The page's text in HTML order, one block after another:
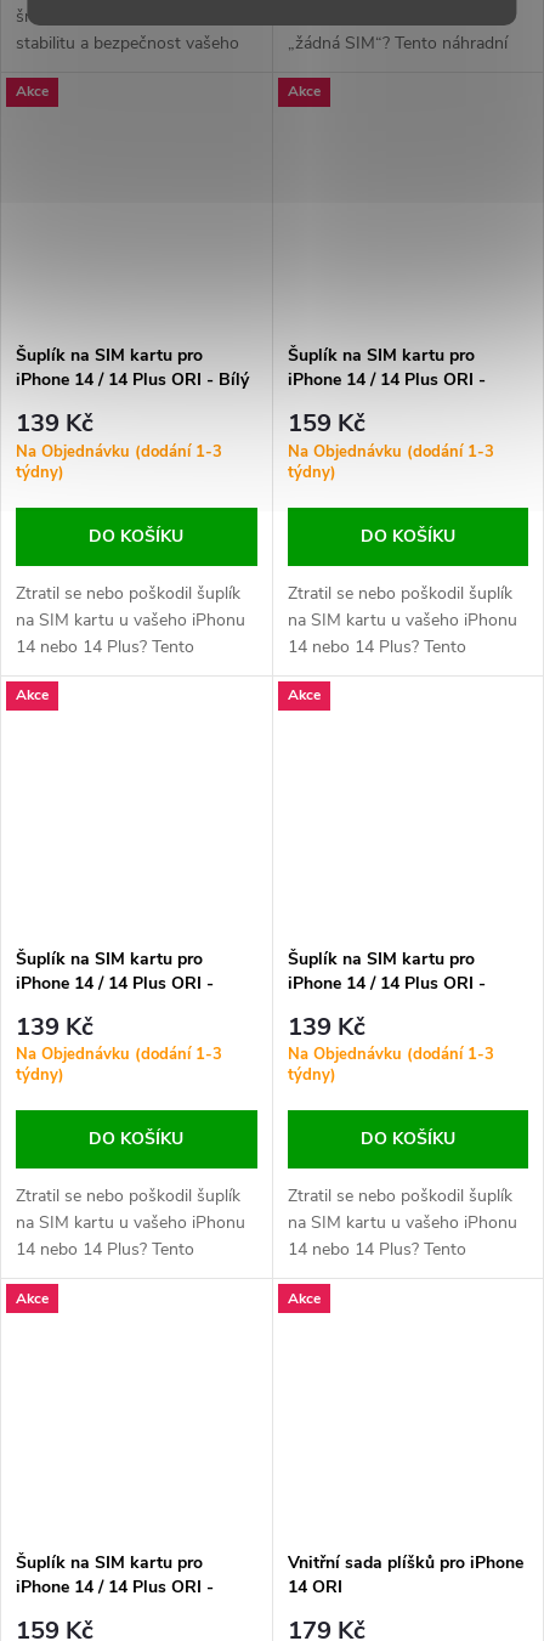
šroubky mohou ovlivnit
stabilitu a bezpečnost vašeho
obsahuje veškeré vnitřní i vnější
„žádná SIM“? Tento náhradní
obnovuje správnou funkci slotu
Akce
Šuplík na SIM kartu pro
iPhone 14 / 14 Plus ORI - Bílý
139 Kč
Na Objednávku (dodání 1-3
týdny)
DO KOŠÍKU
Ztratil se nebo poškodil šuplík
na SIM kartu u vašeho iPhonu
14 nebo 14 Plus? Tento
náhradní díl zajistí bezpečné
uchycení SIM karty v zařízení a
Akce
Šuplík na SIM kartu pro
iPhone 14 / 14 Plus ORI -
159 Kč
Na Objednávku (dodání 1-3
týdny)
DO KOŠÍKU
Ztratil se nebo poškodil šuplík
na SIM kartu u vašeho iPhonu
14 nebo 14 Plus? Tento
náhradní díl zajistí bezpečné
uchycení SIM karty v zařízení a
Akce
Šuplík na SIM kartu pro
iPhone 14 / 14 Plus ORI -
139 Kč
Na Objednávku (dodání 1-3
týdny)
DO KOŠÍKU
Ztratil se nebo poškodil šuplík
na SIM kartu u vašeho iPhonu
14 nebo 14 Plus? Tento
náhradní díl zajistí bezpečné
uchycení SIM karty v zařízení a
Akce
Šuplík na SIM kartu pro
iPhone 14 / 14 Plus ORI -
139 Kč
Na Objednávku (dodání 1-3
týdny)
DO KOŠÍKU
Ztratil se nebo poškodil šuplík
na SIM kartu u vašeho iPhonu
14 nebo 14 Plus? Tento
náhradní díl zajistí bezpečné
uchycení SIM karty v zařízení a
Akce
Šuplík na SIM kartu pro
iPhone 14 / 14 Plus ORI -
159 Kč
Akce
Vnitřní sada plíšků pro iPhone
14 ORI
179 Kč